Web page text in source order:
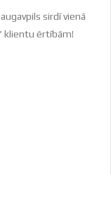
sirdī vienā
klientu ērtībām!